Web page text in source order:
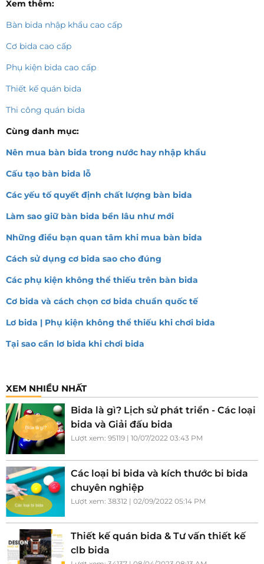
Xem thêm:
Bàn bida nhập khẩu cao cấp
Cơ bida cao cấp
Phụ kiện bida cao cấp
Thiết kế quán bida
Thi công quán bida
Cùng danh mục:
Nên mua bàn bida trong nước hay nhập khẩu
Cấu tạo bàn bida lỗ
Các yếu tố quyết định chất lượng bàn bida
Làm sao giữ bàn bida bền lâu như mới
Những điều bạn quan tâm khi mua bàn bida
Cách sử dụng cơ bida sao cho đúng
Các phụ kiện không thể thiếu trên bàn bida
Cơ bida và cách chọn cơ bida chuẩn quốc tế
Lơ bida | Phụ kiện không thể thiếu khi chơi bida
Tại sao cần lơ bida khi chơi bida
XEM NHIỀU NHẤT
Bida là gì? Lịch sử phát triển - Các loại
bida và Giải đấu bida
Lượt xem: 95119 | 10/07/2022 03:43 PM
Các loại bi bida và kích thước bi bida
chuyên nghiệp
Lượt xem: 38312 | 02/09/2022 05:14 PM
Thiết kế quán bida & Tư vấn thiết kế
clb bida